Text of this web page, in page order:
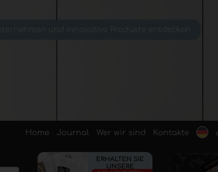
Home Journal Wer wir sind Kontakte